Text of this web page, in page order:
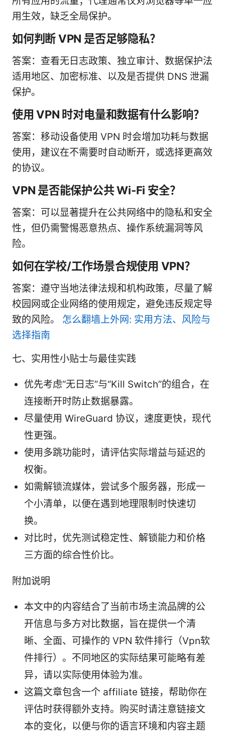
用生效，缺乏全局保护。
如何判断 VPN 是否足够隐私？
答案：查看无日志政策、独立审计、数据保护法
适用地区、加密标准、以及是否提供 DNS 泄漏
保护。
使用 VPN 时对电量和数据有什么影响？
答案：移动设备使用 VPN 时会增加功耗与数据
使用，建议在不需要时自动断开，或选择更高效
的协议。
VPN 是否能保护公共 Wi-Fi 安全？
答案：可以显著提升在公共网络中的隐私和安全
性，但仍需警惕恶意热点、操作系统漏洞等风
险。
如何在学校/工作场景合规使用 VPN？
答案：遵守当地法律法规和机构政策，尽量了解
校园网或企业网络的使用规定，避免违反规定导
致的风险。 怎么翻墙上外网: 实用方法、风险与
选择指南
七、实用性小贴士与最佳实践
优先考虑“无日志”与“Kill Switch”的组合，在
连接断开时防止数据暴露。
尽量使用 WireGuard 协议，速度更快，现代
性更强。
使用多跳功能时，请评估实际增益与延迟的
权衡。
如需解锁流媒体，尝试多个服务器，形成一
个小清单，以便在遇到地理限制时快速切
换。
对比时，优先测试稳定性、解锁能力和价格
三方面的综合性价比。
附加说明
本文中的内容结合了当前市场主流品牌的公
开信息与多方对比数据，旨在提供一个清
晰、全面、可操作的 VPN 软件排行（Vpn软
件排行）。不同地区的实际结果可能略有差
异，请以实际使用体验为准。
这篇文章包含一个 affiliate 链接，帮助你在
评估时获得额外支持。购买时请注意链接文
本的变化，以便与你的语言环境和内容主题